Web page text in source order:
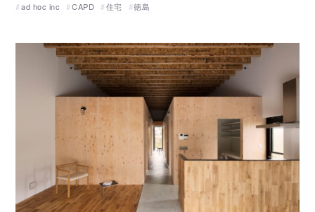
ad hoc inc
CAPD 住宅 徳島